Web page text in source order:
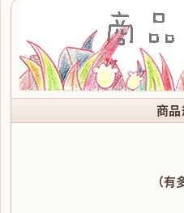
商
（有